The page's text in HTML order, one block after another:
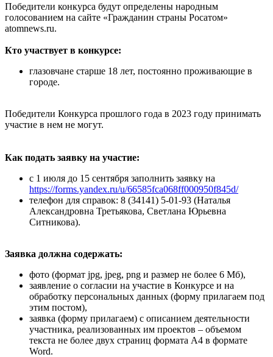
Победители конкурса будут определены народным
голосованием на сайте «Гражданин страны Росатом»
atomnews.ru.
Кто участвует в конкурсе:
глазовчане старше 18 лет, постоянно проживающие в
городе.
Победители Конкурса прошлого года в 2023 году принимать
участие в нем не могут.
Как подать заявку на участие:
с 1 июля до 15 сентября заполнить заявку на
https://forms.yandex.ru/u/66585fca068ff000950f845d/
телефон для справок: 8 (34141) 5-01-93 (Наталья
Александровна Третьякова, Светлана Юрьевна
Ситникова).
Заявка должна содержать:
фото (формат jpg, jpeg, png и размер не более 6 Мб),
заявление о согласии на участие в Конкурсе и на
обработку персональных данных (форму прилагаем под
этим постом),
заявка (форму прилагаем) с описанием деятельности
участника, реализованных им проектов – объемом
текста не более двух страниц формата А4 в формате
Word.